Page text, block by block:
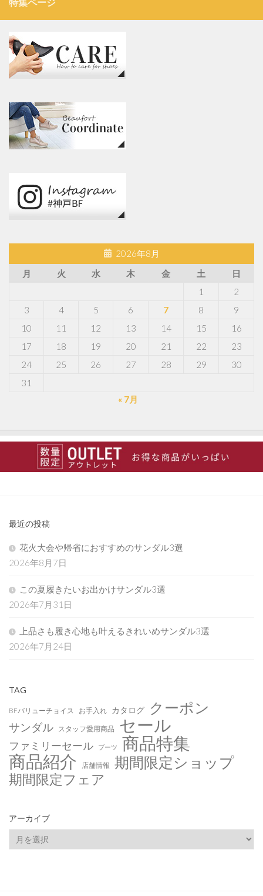
2026年8月
月
火 水 木 金 土
日
1
2
3
4 5 6 7 8
9
10
11 12 13 14 15
16
17
18 19 20 21 22
23
24
25 26 27 28 29
30
31
« 7月
最近の投稿
花火大会や帰省におすすめのサンダル3選
2026年8月7日
この夏履きたいお出かけサンダル3選
2026年7月31日
上品さも履き心地も叶えるきれいめサンダル3選
2026年7月24日
TAG
BFバリューチョイス お手入れ カタログ クーポン
サンダル スタッフ愛用商品 セール
ファミリーセール ブーツ 商品特集
商品紹介 店舗情報 期間限定ショップ
期間限定フェア
アーカイブ
ー